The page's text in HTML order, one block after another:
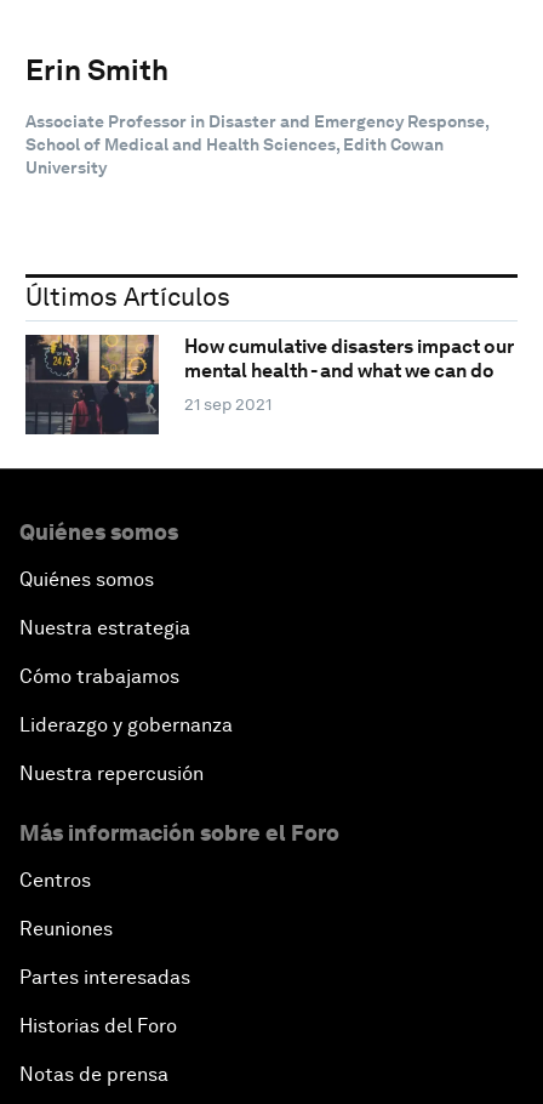
Erin Smith
Associate Professor in Disaster and Emergency Response,
School of Medical and Health Sciences, Edith Cowan
University
Últimos Artículos
How cumulative disasters impact our
mental health - and what we can do
21 sep 2021
Quiénes somos
Quiénes somos
Nuestra estrategia
Cómo trabajamos
Liderazgo y gobernanza
Nuestra repercusión
Más información sobre el Foro
Centros
Reuniones
Partes interesadas
Historias del Foro
Notas de prensa